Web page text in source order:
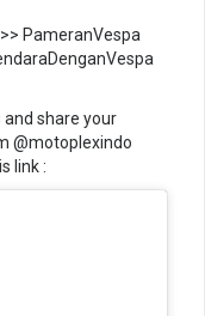
PameranVespa
share your
@motoplexindo
link :